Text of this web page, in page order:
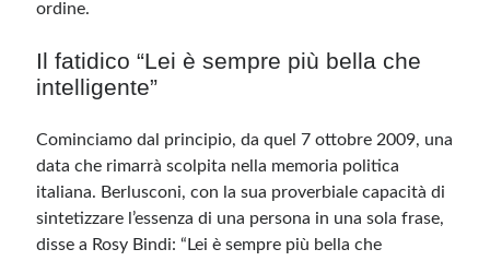
sensi della legge n· 62 del 7.03.2001. L’autore non è responsabile di quanto
pubblicato dai lettori nei commenti ai vari post. Saranno comunque cancellati quelli
ritenuti offensivi o lesivi dell’immagine o dell’onorabilità di terzi, di genere spam,
razzisti o che contengano dati personali non conformi al rispetto delle norme sulla
diritti d’autore, vi invito a comunicarlo via e-mail a info[at]dinovalle.it e saranno
tramite link né del loro contenuto, che può essere soggetto a variazioni nel tempo.
ordine.
Il fatidico “Lei è sempre più bella che
intelligente”
Cominciamo dal principio, da quel 7 ottobre 2009, una
data che rimarrà scolpita nella memoria politica
italiana. Berlusconi, con la sua proverbiale capacità di
sintetizzare l’essenza di una persona in una sola frase,
disse a Rosy Bindi: “Lei è sempre più bella che